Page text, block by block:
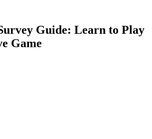
Guide: Learn to Play
Game